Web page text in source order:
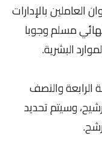
العاملين بالإدارات
مسلم وجوبا
البشرية.
على الساعة الرابعة والنصف
الترشيح، وسيتم تحديد